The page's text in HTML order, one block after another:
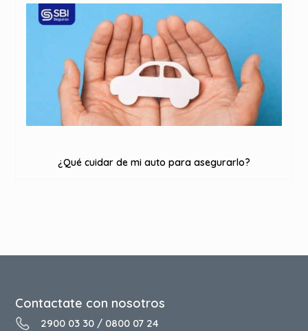
¿Qué cuidar de mi auto para asegurarlo?
Contactate con nosotros
2900 03 30 / 0800 07 24